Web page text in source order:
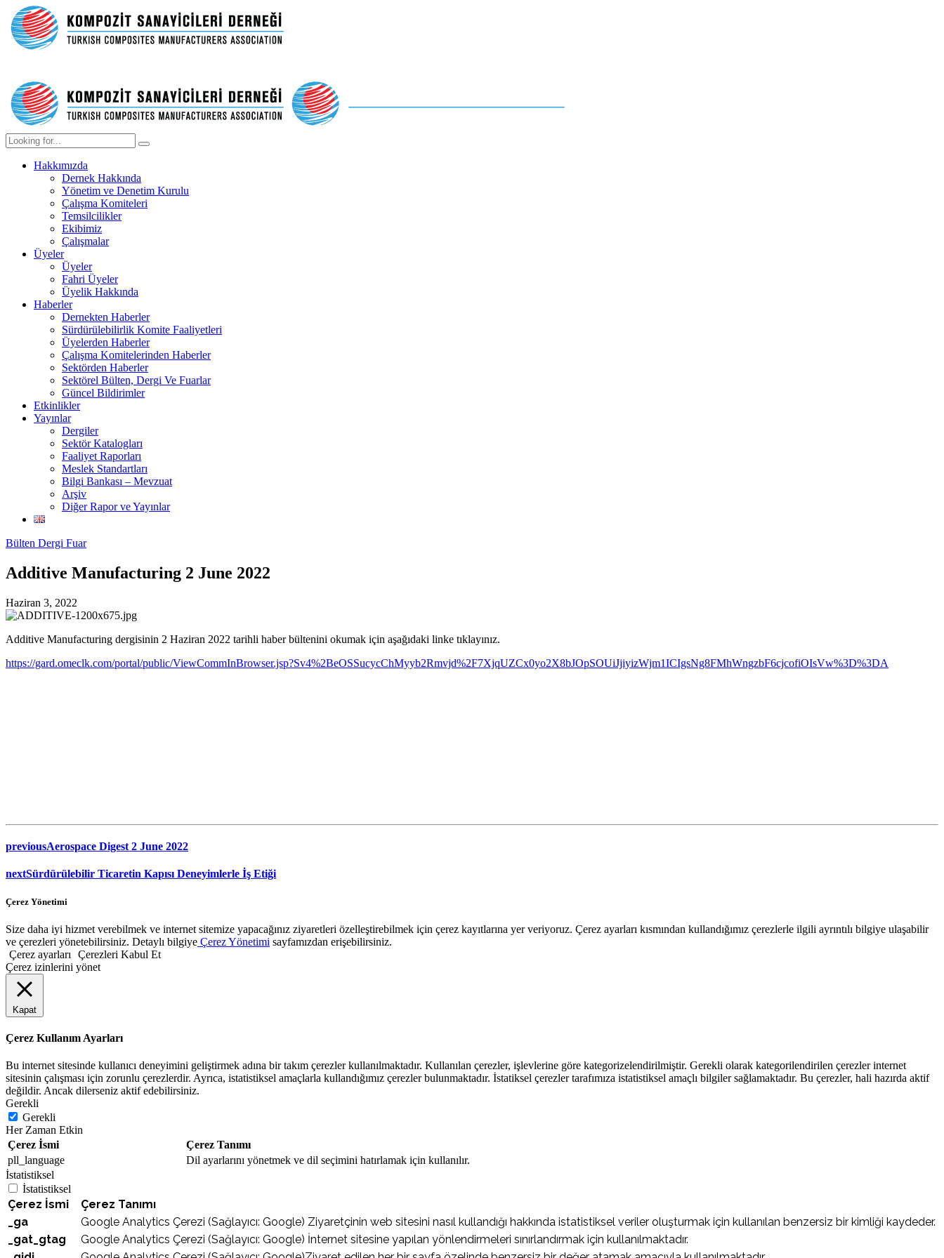
Hakkımızda
Dernek Hakkında
Yönetim ve Denetim Kurulu
Çalışma Komiteleri
Temsilcilikler
Ekibimiz
Çalışmalar
Üyeler
Üyeler
Fahri Üyeler
Üyelik Hakkında
Haberler
Dernekten Haberler
Sürdürülebilirlik Komite Faaliyetleri
Üyelerden Haberler
Çalışma Komitelerinden Haberler
Sektörden Haberler
Sektörel Bülten, Dergi Ve Fuarlar
Güncel Bildirimler
Etkinlikler
Yayınlar
Dergiler
Sektör Katalogları
Faaliyet Raporları
Meslek Standartları
Bilgi Bankası – Mevzuat
Arşiv
Diğer Rapor ve Yayınlar
Bülten Dergi Fuar
Additive Manufacturing 2 June 2022
Haziran 3, 2022
Additive Manufacturing dergisinin 2 Haziran 2022 tarihli haber bültenini okumak için aşağıdaki linke tıklayınız.
https://gard.omeclk.com/portal/public/ViewCommInBrowser.jsp?Sv4%2BeOSSucycChMyyb2Rmvjd%2F7XjqUZCx0yo2X8bJOpSOUiJjiyizWjm1ICIgsNg8FMhWngzbF6cjcofiOIsVw%3D%3DA
previousAerospace Digest 2 June 2022
nextSürdürülebilir Ticaretin Kapısı Deneyimlerle İş Etiği
Çerez Yönetimi
Size daha iyi hizmet verebilmek ve internet sitemize yapacağınız ziyaretleri özelleştirebilmek için çerez kayıtlarına yer veriyoruz. Çerez ayarları kısmından kullandığımız çerezlerle ilgili ayrıntılı bilgiye ulaşabilir
ve çerezleri yönetebilirsiniz. Detaylı bilgiye Çerez Yönetimi sayfamızdan erişebilirsiniz.
Çerez ayarları
Çerezleri Kabul Et
Çerez izinlerini yönet
Kapat
Çerez Kullanım Ayarları
Bu internet sitesinde kullanıcı deneyimini geliştirmek adına bir takım çerezler kullanılmaktadır. Kullanılan çerezler, işlevlerine göre kategorizelendirilmiştir. Gerekli olarak kategorilendirilen çerezler internet
sitesinin çalışması için zorunlu çerezlerdir. Ayrıca, istatistiksel amaçlarla kullandığımız çerezler bulunmaktadır. İstatiksel çerezler tarafımıza istatistiksel amaçlı bilgiler sağlamaktadır. Bu çerezler, hali hazırda aktif
değildir. Ancak dilerseniz aktif edebilirsiniz.
Gerekli
Gerekli
Her Zaman Etkin
Çerez İsmi
Çerez Tanımı
pll_language
Dil ayarlarını yönetmek ve dil seçimini hatırlamak için kullanılır.
İstatistiksel
İstatistiksel
Çerez İsmi
Çerez Tanımı
_ga
Google Analytics Çerezi (Sağlayıcı: Google) Ziyaretçinin web sitesini nasıl kullandığı hakkında istatistiksel veriler oluşturmak için kullanılan benzersiz bir kimliği kaydeder.
_gat_gtag
Google Analytics Çerezi (Sağlayıcı: Google) İnternet sitesine yapılan yönlendirmeleri sınırlandırmak için kullanılmaktadır.